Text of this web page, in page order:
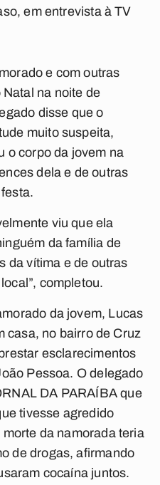
em entrevista à TV
e com outras
na noite de
disse que o
muito suspeita,
o corpo da jovem na
dela e de outras
viu que ela
da família de
da vítima e de outras
completou.
da jovem, Lucas
casa, no bairro de Cruz
esclarecimentos
Pessoa. O delegado
DA PARAÍBA que
tivesse agredido
da namorada teria
de drogas, afirmando
cocaína juntos.